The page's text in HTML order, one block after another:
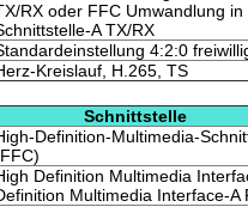
RX oder FFC Umwandlung
A TX/RX
4:2:0
Kreislauf, H.265, TS
Schnittstelle
Definition-Multimedia-
Definition Multimedia
Multimedia Interface-A